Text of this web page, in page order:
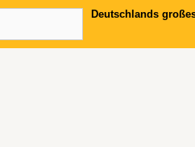
Deutschlands